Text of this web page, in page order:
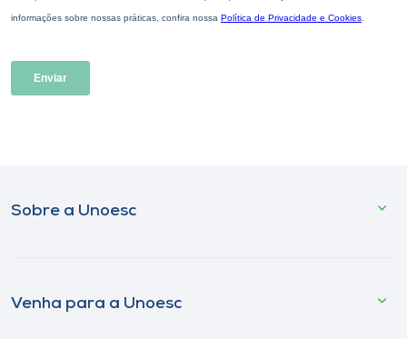
Sobre a Unoesc
Venha para a Unoesc